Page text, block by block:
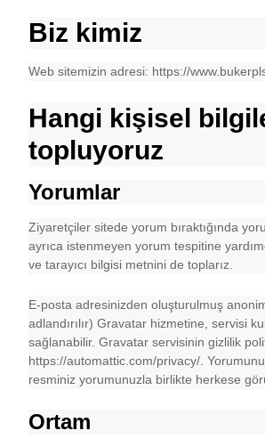
Biz kimiz
Web sitemizin adresi: https://
Hangi kişisel
topluyoruz
Yorumlar
Ziyaretçiler sitede yorum bıraktığında
ayrıca istenmeyen yorum tespitine
ve tarayıcı bilgisi metnini de toplarız.
E-posta adresinizden oluşturulmuş
adlandırılır) Gravatar hizmetine, servisi
sağlanabilir. Gravatar servisinin gizlilik
https://automattic.com/privacy/.
resminiz yorumunuzla birlikte herkese
Ortam